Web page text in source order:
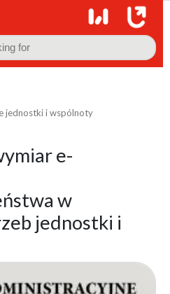
jednostki i wspólnoty
e-
w
jednostki i